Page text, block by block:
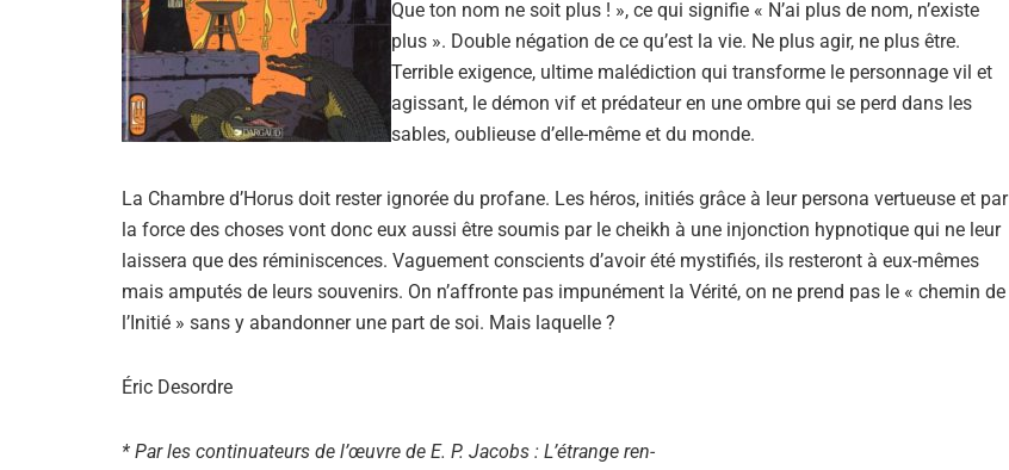
Que ton nom ne soit plus ! », ce qui signifie « N’ai plus de nom, n’existe
plus ». Double négation de ce qu’est la vie. Ne plus agir, ne plus être.
Terrible exigence, ultime malédiction qui transforme le personnage vil et
agissant, le démon vif et prédateur en une ombre qui se perd dans les
sables, oublieuse d’elle-même et du monde.
La Chambre d’Horus doit rester ignorée du profane. Les héros, initiés grâce à leur persona vertueuse et par
la force des choses vont donc eux aussi être soumis par le cheikh à une injonction hypnotique qui ne leur
laissera que des réminiscences. Vaguement conscients d’avoir été mystifiés, ils resteront à eux-mêmes
mais amputés de leurs souvenirs. On n’affronte pas impunément la Vérité, on ne prend pas le « chemin de
l’Initié » sans y abandonner une part de soi. Mais laquelle ?
Éric Desordre
* Par les continuateurs de l’œuvre de E. P. Jacobs : L’étrange ren-